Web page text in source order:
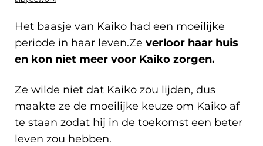
Het baasje van Kaiko had een moeilijke
periode in haar leven.Ze verloor haar huis
en kon niet meer voor Kaiko zorgen.
Ze wilde niet dat Kaiko zou lijden, dus
maakte ze de moeilijke keuze om Kaiko af
te staan zodat hij in de toekomst een beter
leven zou hebben.